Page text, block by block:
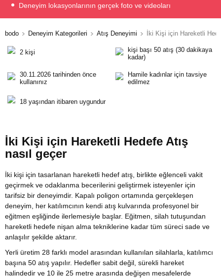
Deneyim lokasyonlarının gerçek foto ve videoları
bodo Deneyim Kategorileri Atış Deneyimi İki Kişi için Hareketli
2 kişi
kişi başı 50 atış (30 dakikaya
kadar)
30.11.2026 tarihinden önce
kullanınız
Hamile kadınlar için tavsiye
edilmez
18 yaşından itibaren uygundur
İki Kişi için Hareketli Hedefe Atış
nasıl geçer
İki kişi için tasarlanan hareketli hedef atış, birlikte eğlenceli vakit
geçirmek ve odaklanma becerilerini geliştirmek isteyenler için
tarifsiz bir deneyimdir. Kapalı poligon ortamında gerçekleşen
deneyim, her katılımcının kendi atış kulvarında profesyonel bir
eğitmen eşliğinde ilerlemesiyle başlar. Eğitmen, silah tutuşundan
hareketli hedefe nişan alma tekniklerine kadar tüm süreci sade ve
anlaşılır şekilde aktarır.
Yerli üretim 28 farklı model arasından kullanılan silahlarla, katılımcı
başına 50 atış yapılır. Hedefler sabit değil, sürekli hareket
halindedir ve 10 ile 25 metre arasında değişen mesafelerde